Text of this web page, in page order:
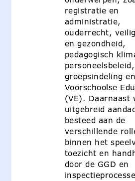
registratie en
administratie,
ouderrecht,
en gezondheid,
pedagogisch
personeelsbeleid,
groepsindeling en
Voorschoolse
(VE). Daarnaast
uitgebreid
besteed aan de
verschillende
binnen het
toezicht en
door de GGD en